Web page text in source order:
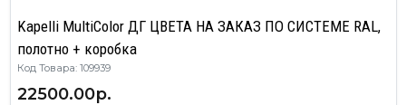
Kapelli MultiColor ДГ ЦВЕТА НА ЗАКАЗ ПО СИСТЕМЕ RAL,
полотно + коробка
Код Товара: 109939
22500.00р.